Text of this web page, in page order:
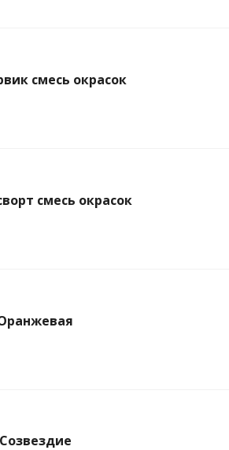
смесь окрасок
смесь окрасок